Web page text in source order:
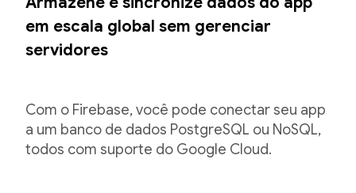
em escala global sem gerenciar
servidores
Com o Firebase, você pode conectar seu app
a um banco de dados PostgreSQL ou NoSQL,
todos com suporte do Google Cloud.